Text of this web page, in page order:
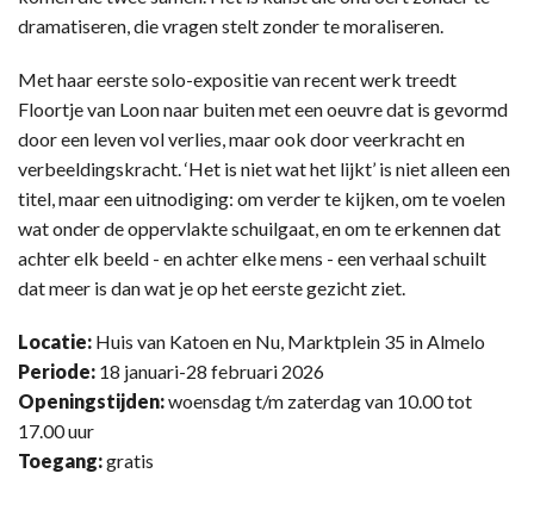
dramatiseren, die vragen stelt zonder te moraliseren.
Met haar eerste solo-expositie van recent werk treedt
Floortje van Loon naar buiten met een oeuvre dat is gevormd
door een leven vol verlies, maar ook door veerkracht en
verbeeldingskracht. ‘Het is niet wat het lijkt’ is niet alleen een
titel, maar een uitnodiging: om verder te kijken, om te voelen
wat onder de oppervlakte schuilgaat, en om te erkennen dat
achter elk beeld - en achter elke mens - een verhaal schuilt
dat meer is dan wat je op het eerste gezicht ziet.
Locatie: Huis van Katoen en Nu, Marktplein 35 in Almelo
Periode: 18 januari-28 februari 2026
Openingstijden:woensdag t/m zaterdag van 10.00 tot
17.00 uur
Toegang:gratis